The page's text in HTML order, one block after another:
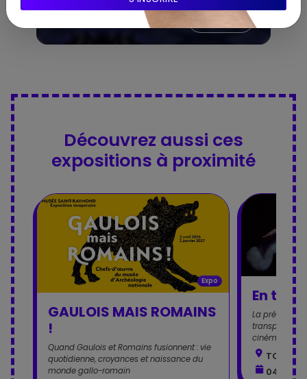
Découvrez aussi ces
expositions à proximité
Expo
GAULOIS MAIS ROMAINS
!
Quand Gaulois et Romains fusionnent : vie
quotidienne, croyances et naissance du
monde gallo-romain
En
La précision
transparents
cinéma.
04